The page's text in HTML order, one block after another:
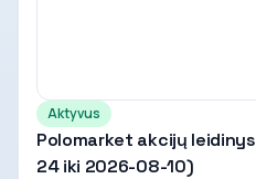
Aktyvus
Polomarket akcijų
24 iki 2026-08-10)